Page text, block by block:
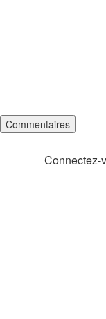
Commentaires
Connectez-